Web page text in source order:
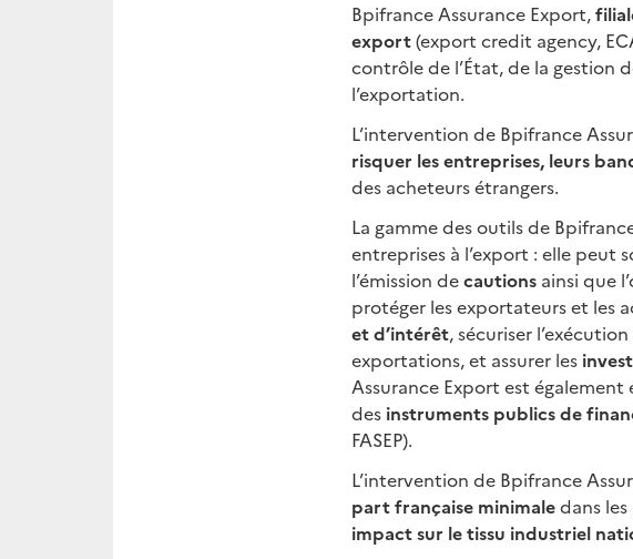
Bpifrance Assurance Export,
export(export credit agency,
contrôle de l’État, de la gestion
l’exportation.
L’intervention de Bpifrance
risquer les entreprises, leurs
des acheteurs étrangers.
La gamme des outils de
entreprises à l’export : elle peut
l’émission decautions ainsi que
protéger les exportateurs et les
et d’intérêt, sécuriser
exportations, et assurer les
Assurance Export est
des instruments publics de
FASEP).
L’intervention de Bpifrance
part française minimaledans
impact sur le tissu industriel